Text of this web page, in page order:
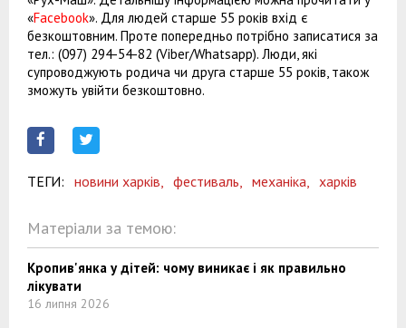
«Facebook». Для людей старше 55 років вхід є
безкоштовним. Проте попередньо потрібно записатися за
тел.: (097) 294-54-82 (Viber/Whatsapp). Люди, які
супроводжують родича чи друга старше 55 років, також
зможуть увійти безкоштовно.
ТЕГИ: новини харків, фестиваль, механіка, харків
Матеріали за темою:
Кропив'янка у дітей: чому виникає і як правильно
лікувати
16 липня 2026